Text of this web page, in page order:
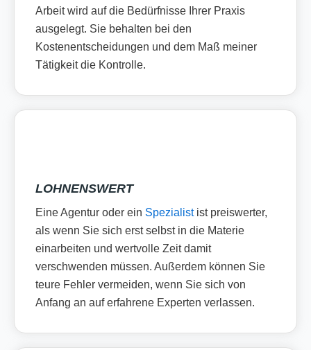
Arbeit wird auf die Bedürfnisse Ihrer Praxis
ausgelegt. Sie behalten bei den
Kostenentscheidungen und dem Maß meiner
Tätigkeit die Kontrolle.
LOHNENSWERT
Eine Agentur oder ein Spezialistist preiswerter,
als wenn Sie sich erst selbst in die Materie
einarbeiten und wertvolle Zeit damit
verschwenden müssen. Außerdem können Sie
teure Fehler vermeiden, wenn Sie sich von
Anfang an auf erfahrene Experten verlassen.